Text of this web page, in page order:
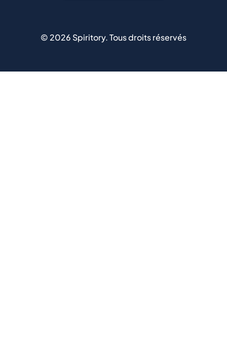
© 2026 Spiritory.Tous droits réservés